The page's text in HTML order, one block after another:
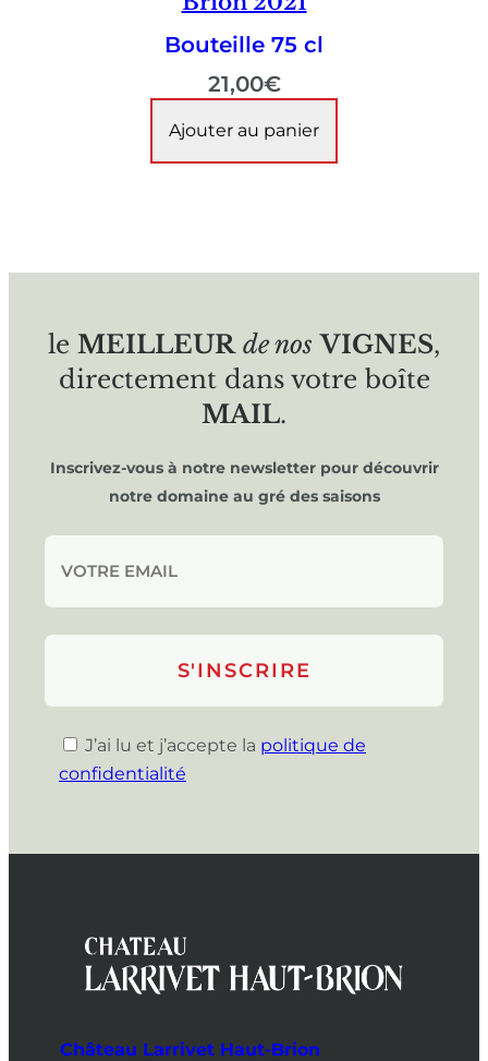
Bouteille 75 cl
21,00€
Ajouter au panier
le MEILLEUR de nos VIGNES,
directement dans votre boîte
MAIL.
Inscrivez-vous à notre newsletter pour découvrir
notre domaine au gré des saisons
J’ai lu et j’accepte la politique de
confidentialité
Château Larrivet Haut-Brion